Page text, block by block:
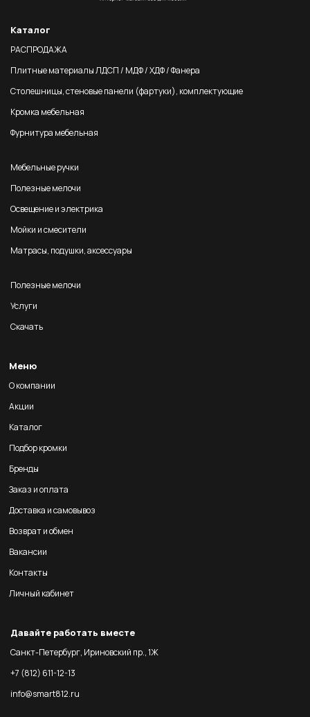
Каталог
РАСПРОДАЖА
Плитные материалы ЛДСП / МДФ / ХДФ / Фанера
Столешницы, стеновые панели (фартуки), комплектующие
Кромка мебельная
Фурнитура мебельная
Мебельные ручки
Полезные мелочи
Освещение и электрика
Мойки и смесители
Матрасы, подушки, аксессуары
Полезные мелочи
Услуги
Скачать
Меню
О компании
Акции
Каталог
Подбор кромки
Бренды
Заказ и оплата
Доставка и самовывоз
Возврат и обмен
Вакансии
Контакты
Личный кабинет
Давайте работать вместе
Санкт-Петербург, Ириновский пр., 1Ж
+7 (812) 611-12-13
info@smart812.ru